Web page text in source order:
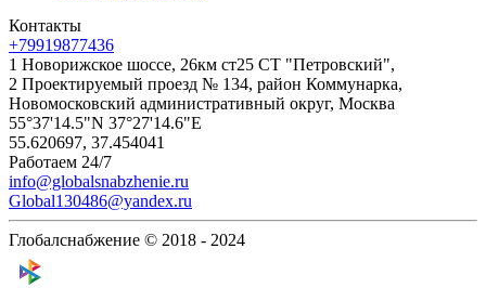
Контакты
+79919877436
1 Новорижское шоссе, 26км ст25 СТ "Петровский",
2 Проектируемый проезд № 134, район Коммунарка,
Новомосковский административный округ, Москва
55°37'14.5"N 37°27'14.6"E
55.620697, 37.454041
Работаем 24/7
info@globalsnabzhenie.ru
Global130486@yandex.ru
Глобалснабжение © 2018 - 2024